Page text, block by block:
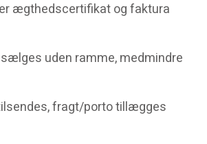
ægthedscertifikat og faktura
uden ramme, medmindre
fragt/porto tillægges